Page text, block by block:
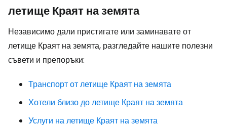
летище Краят на земята
Независимо дали пристигате или заминавате от
летище Краят на земята, разгледайте нашите полезни
съвети и препоръки:
Транспорт от летище Краят на земята
Хотели близо до летище Краят на земята
Услуги на летище Краят на земята